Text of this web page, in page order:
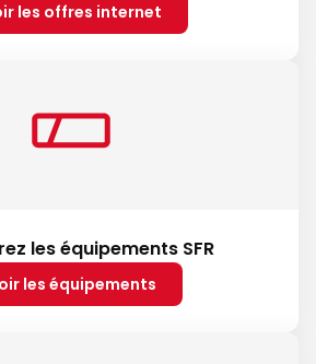
les offres internet
les équipements SFR
les équipements